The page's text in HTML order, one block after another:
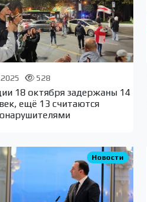
528
18 октября задержаны 14
ещё 13 считаются
Новости